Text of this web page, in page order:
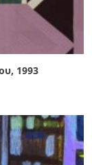
1993